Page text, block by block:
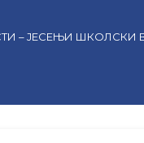
– ЈЕСЕЊИ